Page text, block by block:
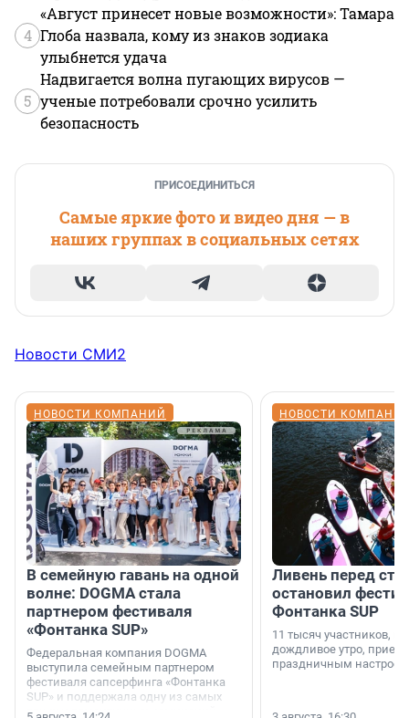
4
«Август принесет новые возможности»: Тамара
Глоба назвала, кому из знаков зодиака
улыбнется удача
5
Надвигается волна пугающих вирусов —
ученые потребовали срочно усилить
безопасность
ПРИСОЕДИНИТЬСЯ
Самые яркие фото и видео дня — в
наших группах в социальных сетях
Новости СМИ2
НОВОСТИ КОМПАНИЙ
В семейную гавань на одной
волне: DOGMA стала
партнером фестиваля
«Фонтанка SUP»
Федеральная компания DOGMA
выступила семейным партнером
фестиваля сапсерфинга «Фонтанка
SUP» и поддержала одну из самых
ярких и романтичных номинаций —
НОВОСТИ
Ливень перед
остановил
Фонтанка SUP
11 тысяч участников,
дождливое утро,
праздничным